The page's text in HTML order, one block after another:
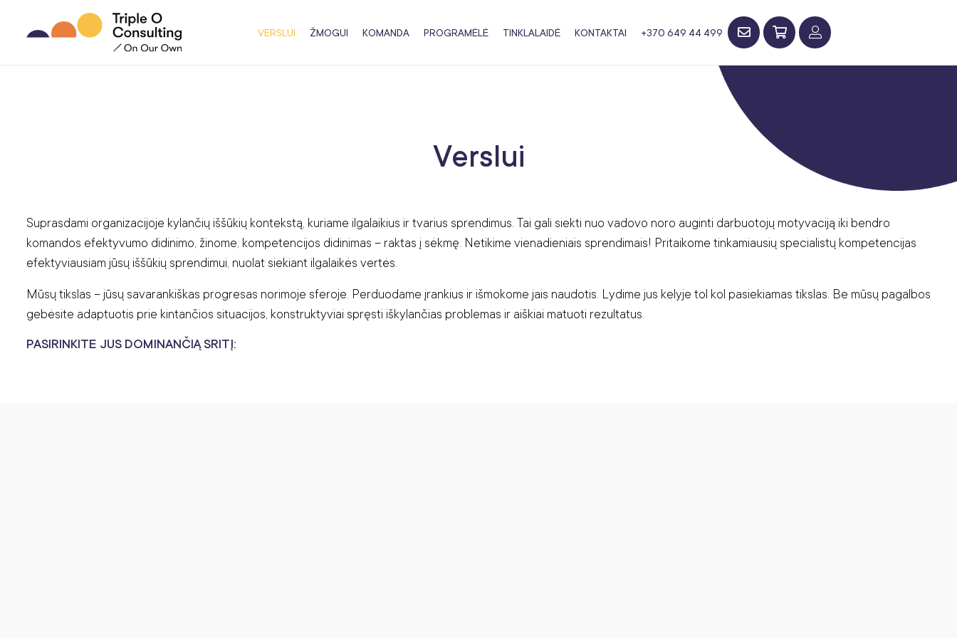
VERSLUI ŽMOGUI KOMANDA PROGRAMĖLĖ TINKLALAIDĖ KONTAKTAI +370 649 44 499
Verslui
Suprasdami organizacijoje kylančių iššūkių kontekstą, kuriame ilgalaikius ir tvarius sprendimus. Tai gali siekti nuo vadovo noro auginti darbuotojų motyvaciją iki bendro
komandos efektyvumo didinimo, žinome, kompetencijos didinimas – raktas į sėkmę. Netikime vienadieniais sprendimais! Pritaikome tinkamiausių specialistų kompetencijas
efektyviausiam jūsų iššūkių sprendimui, nuolat siekiant ilgalaikės vertės.
Mūsų tikslas – jūsų savarankiškas progresas norimoje sferoje. Perduodame įrankius ir išmokome jais naudotis. Lydime jus kelyje tol kol pasiekiamas tikslas. Be mūsų pagalbos
gebėsite adaptuotis prie kintančios situacijos, konstruktyviai spręsti iškylančias problemas ir aiškiai matuoti rezultatus.
PASIRINKITE JUS DOMINANČIĄ SRITĮ: